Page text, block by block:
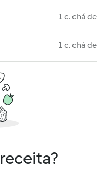
1 c. chá de
1 c. chá de